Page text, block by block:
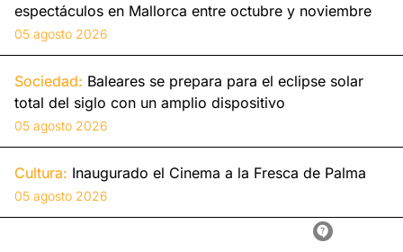
espectáculos en Mallorca entre octubre y noviembre
05 agosto 2026
Sociedad: Baleares se prepara para el eclipse solar
total del siglo con un amplio dispositivo
05 agosto 2026
Cultura: Inaugurado el Cinema a la Fresca de Palma
05 agosto 2026